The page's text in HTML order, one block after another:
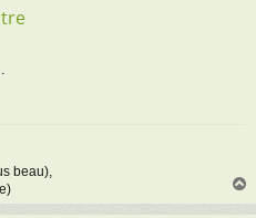
beau),
a